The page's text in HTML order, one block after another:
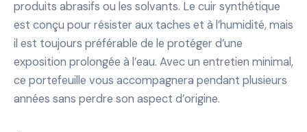
produits abrasifs ou les solvants. Le cuir synthétique
est conçu pour résister aux taches et à l’humidité, mais
il est toujours préférable de le protéger d’une
exposition prolongée à l’eau. Avec un entretien minimal,
ce portefeuille vous accompagnera pendant plusieurs
années sans perdre son aspect d’origine.